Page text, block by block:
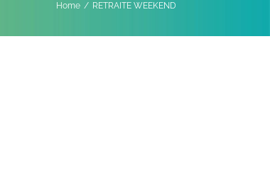
Home / RETRAITE WEEKEND